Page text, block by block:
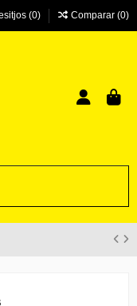
(0) Comparar (0)